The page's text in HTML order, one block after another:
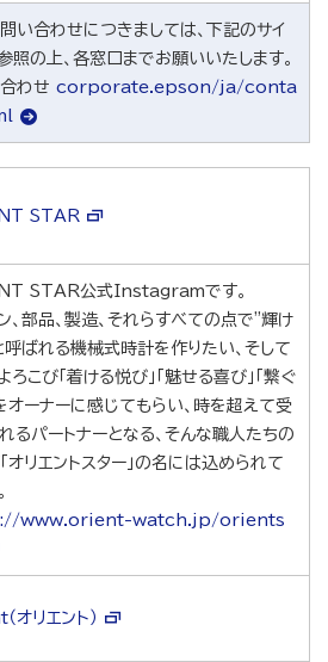
い合わせにつきましては、下記のサイ
照の上、各窓口までお願いいたします。
わせ corporate.epson/ja/conta
STAR
STAR公式Instagramです。
、部品、製造、それらすべての点で"輝け
呼ばれる機械式時計を作りたい、そして
こび「着ける悦び」「魅せる喜び」「繋ぐ
オーナーに感じてもらい、時を超えて受
るパートナーとなる、そんな職人たちの
オリエントスター」の名には込められて
www.orient-watch.jp/orients
オリエント）